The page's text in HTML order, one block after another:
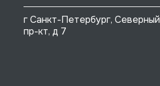
г Санкт-Петербург, Северный
пр-кт, д 7